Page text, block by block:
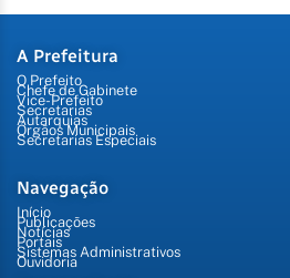
A Prefeitura
O Prefeito
Chefe de Gabinete
Vice-Prefeito
Secretarias
Autarquias
Órgãos Municipais
Secretarias Especiais
Navegação
Início
Publicações
Notícias
Portais
Sistemas Administrativos
Ouvidoria